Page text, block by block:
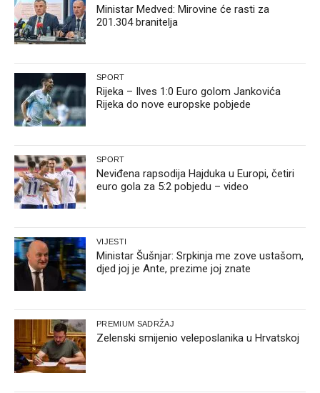
Ministar Medved: Mirovine će rasti za
201.304 branitelja
SPORT
Rijeka – Ilves 1:0 Euro golom Jankovića
Rijeka do nove europske pobjede
SPORT
Neviđena rapsodija Hajduka u Europi, četiri
euro gola za 5:2 pobjedu – video
VIJESTI
Ministar Šušnjar: Srpkinja me zove ustašom,
djed joj je Ante, prezime joj znate
PREMIUM SADRŽAJ
Zelenski smijenio veleposlanika u Hrvatskoj